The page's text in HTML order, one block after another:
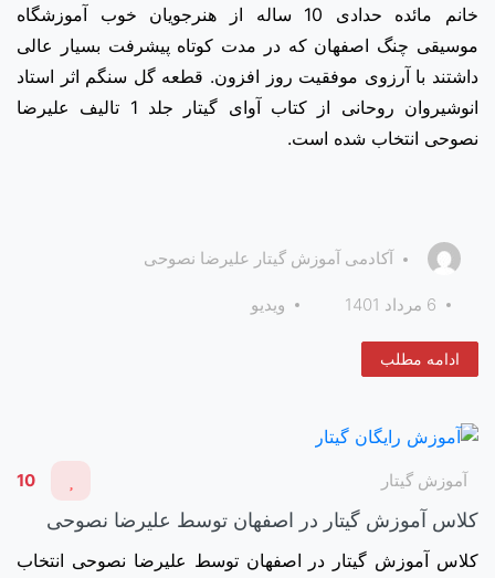
خانم مائده حدادی 10 ساله از هنرجویان خوب آموزشگاه
موسیقی چنگ اصفهان که در مدت کوتاه پیشرفت بسیار عالی
داشتند با آرزوی موفقیت روز افزون. قطعه گل سنگم اثر استاد
انوشیروان روحانی از کتاب آوای گیتار جلد 1 تالیف علیرضا
نصوحی انتخاب شده است.
آکادمی آموزش گیتار علیرضا نصوحی
6 مرداد 1401 ویدیو
ادامه مطلب
آموزش گیتار 10
کلاس آموزش گیتار در اصفهان توسط علیرضا نصوحی
کلاس آموزش گیتار در اصفهان توسط علیرضا نصوحی انتخاب